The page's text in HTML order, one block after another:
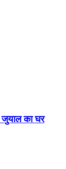
का घर